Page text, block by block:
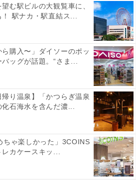
望む駅ビルの大観覧車に、
駅ナカ・駅直結ス...
ら購入〜」ダイソーのポッ
ッグが話題。“さま...
帰り温泉】「かつらぎ温泉
石海水を含んだ濃...
ちゃ楽しかった」3COINS
カケースキッ...